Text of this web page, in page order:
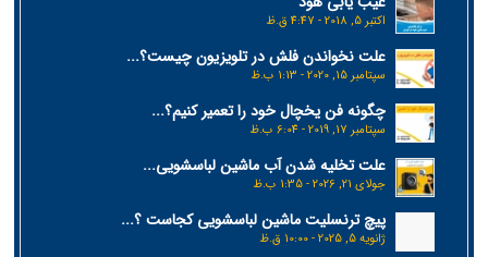
اکتبر 5, 2018 - 4:47 ق.ظ
علت نخواندن فلش در تلویزیون چیست؟...
سپتامبر 15, 2020 - 1:13 ب.ظ
چگونه فن یخچال خود را تعمیر کنیم؟...
سپتامبر 17, 2019 - 6:04 ب.ظ
علت تخلیه شدن آب ماشین لباسشویی...
جولای 21, 2026 - 1:35 ب.ظ
پیچ ترنسلیت ماشین لباسشویی کجاست ؟...
ژانویه 5, 2025 - 10:00 ق.ظ